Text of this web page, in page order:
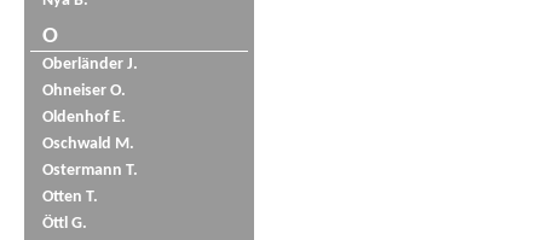
O
Oberländer J.
Ohneiser O.
Oldenhof E.
Oschwald M.
Ostermann T.
Otten T.
Öttl G.